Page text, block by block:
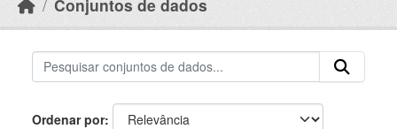
Conjuntos de dados
Ordenar por